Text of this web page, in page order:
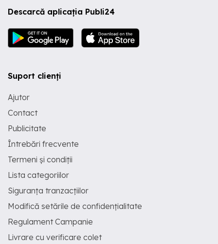
Descarcă aplicația Publi24
Suport clienți
Ajutor
Contact
Publicitate
Întrebări frecvente
Termeni și condiții
Lista categoriilor
Siguranța tranzacțiilor
Modifică setările de confidențialitate
Regulament Campanie
Livrare cu verificare colet